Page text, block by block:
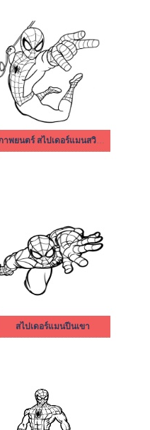
ภาพยนตร์ สไปเดอร์แมนสวิงกิ้ง
สไปเดอร์แมนปีนเขา